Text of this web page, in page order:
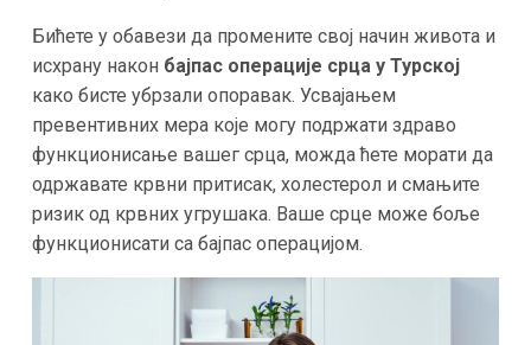
Бићете у обавези да промените свој начин живота и
исхрану након бајпас операције срца у Турској
како бисте убрзали опоравак. Усвајањем
превентивних мера које могу подржати здраво
функционисање вашег срца, можда ћете морати да
одржавате крвни притисак, холестерол и смањите
ризик од крвних угрушака. Ваше срце може боље
функционисати са бајпас операцијом.